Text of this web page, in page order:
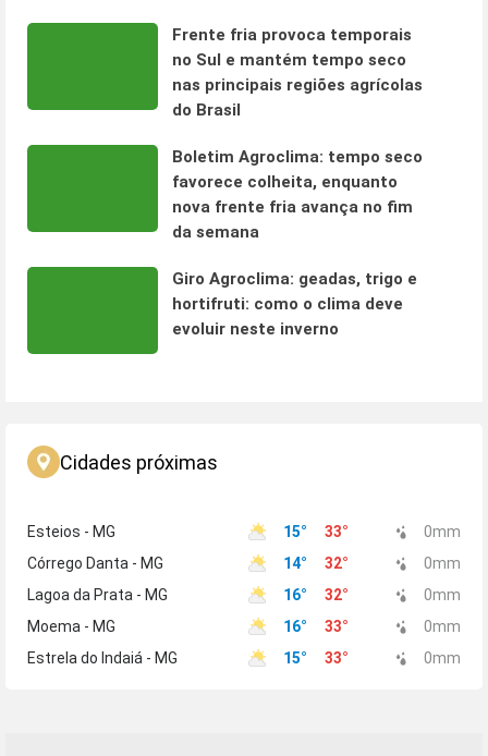
Frente fria provoca temporais
no Sul e mantém tempo seco
nas principais regiões agrícolas
do Brasil
Boletim Agroclima: tempo seco
favorece colheita, enquanto
nova frente fria avança no fim
da semana
Giro Agroclima: geadas, trigo e
hortifruti: como o clima deve
evoluir neste inverno
Cidades próximas
Esteios - MG 15° 33° 0mm
Córrego Danta - MG
14° 32° 0mm
Lagoa da Prata - MG
16° 32° 0mm
Moema - MG
16° 33° 0mm
Estrela do Indaiá - MG
15° 33° 0mm